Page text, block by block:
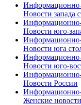
Информационно-
Новости запада
Информационно-
Новости юго-
Информационно-
Новости юга
Информационно-
Новости юго-
Информационно-
Новости России
Информационно-
Женские новости